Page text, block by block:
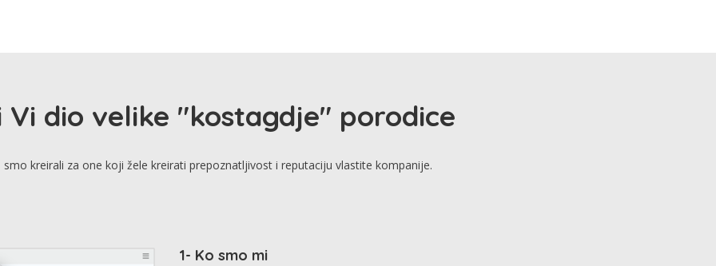
Vi dio velike "kostagdje" porodice
kreirali za one koji žele kreirati prepoznatljivost i reputaciju vlastite kompanije.
1- Ko smo mi